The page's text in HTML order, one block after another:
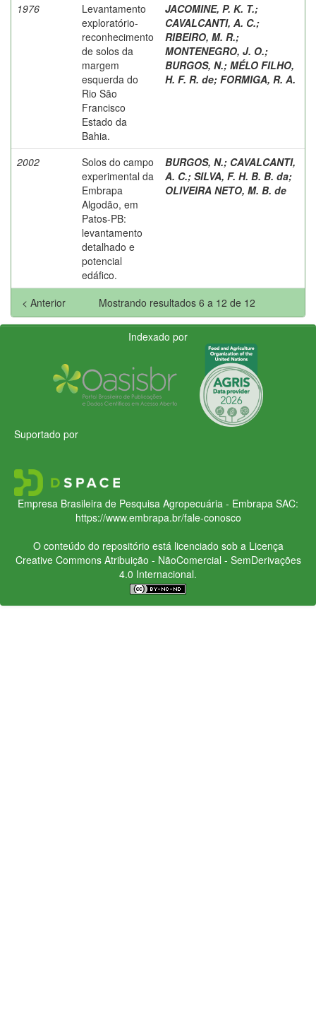
1976
Levantamento
exploratório-
reconhecimento
de solos da
margem
esquerda do
Rio São
Francisco
Estado da
Bahia.
JACOMINE, P. K. T.;
CAVALCANTI, A. C.;
RIBEIRO, M. R.;
MONTENEGRO, J. O.;
BURGOS, N.; MÉLO FILHO,
H. F. R. de; FORMIGA, R. A.
2002
Solos do campo
experimental da
Embrapa
Algodão, em
Patos-PB:
levantamento
detalhado e
potencial
edáfico.
BURGOS, N.; CAVALCANTI,
A. C.; SILVA, F. H. B. B. da;
OLIVEIRA NETO, M. B. de
Mostrando resultados 6 a 12 de 12
< Anterior
Indexado por
Suportado por
Empresa Brasileira de Pesquisa Agropecuária - Embrapa SAC:
https://www.embrapa.br/fale-conosco
O conteúdo do repositório está licenciado sob a Licença
Creative CommonsAtribuição - NãoComercial - SemDerivações
4.0 Internacional.